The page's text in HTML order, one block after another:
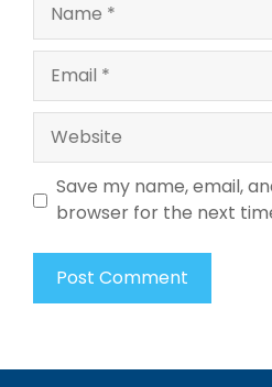
Website
Save my name, email,
browser for the next